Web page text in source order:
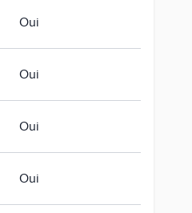
Oui
Oui
Oui
Oui